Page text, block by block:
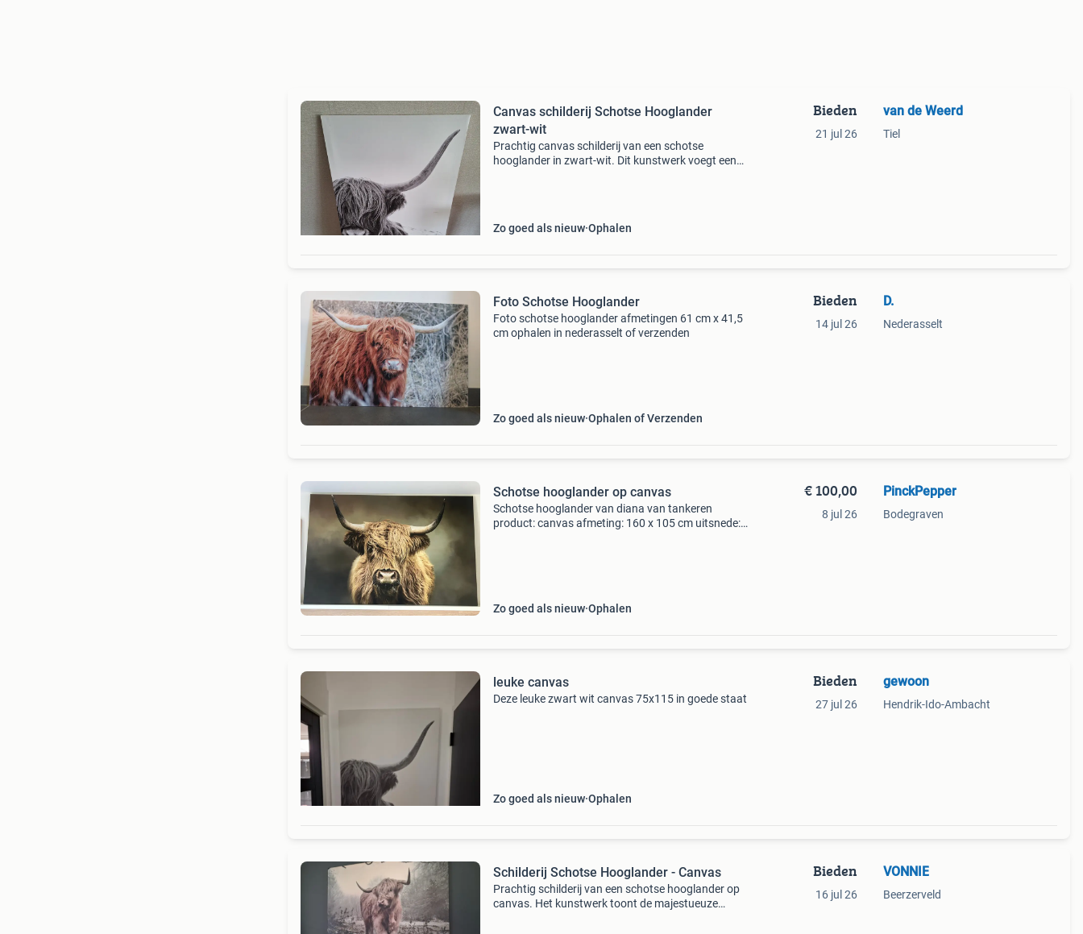
Canvas schilderij Schotse Hooglander
zwart-wit
Prachtig canvas schilderij van een schotse
hooglander in zwart-wit. Dit kunstwerk voegt een
Zo goed als nieuw Ophalen
Bieden
21 jul 26
van de Weerd
Tiel
Foto Schotse Hooglander
Foto schotse hooglander afmetingen 61 cm x 41,5
cm ophalen in nederasselt of verzenden
Zo goed als nieuw Ophalen of Verzenden
Bieden
14 jul 26
D.
Nederasselt
Schotse hooglander op canvas
Schotse hooglander van diana van tankeren
product: canvas afmeting: 160 x 105 cm uitsnede:
Zo goed als nieuw Ophalen
€ 100,00
8 jul 26
PinckPepper
Bodegraven
leuke canvas
Deze leuke zwart wit canvas 75x115 in goede staat
Zo goed als nieuw Ophalen
Bieden
27 jul 26
gewoon
Hendrik-Ido-Ambacht
Schilderij Schotse Hooglander - Canvas
Prachtig schilderij van een schotse hooglander op
canvas. Het kunstwerk toont de majestueuze
Bieden
16 jul 26
VONNIE
Beerzerveld